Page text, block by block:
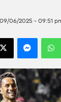
09/06/2025 - 09:51
X